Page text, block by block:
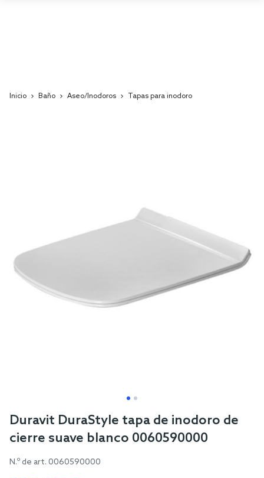
Inicio Baño Aseo/Inodoros Tapas para inodoro
Skip
to
beginning
Duravit DuraStyle tapa de inodoro de
cierre suave blanco 0060590000
N.º de art. 0060590000